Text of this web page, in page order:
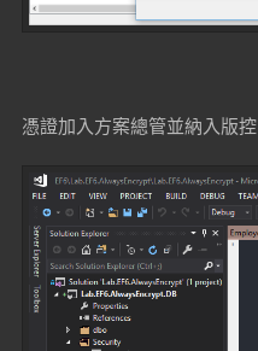
憑證加入方案總管並納入版控